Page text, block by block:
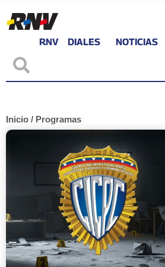
RNV DIALES NOTICIAS
Inicio / Programas